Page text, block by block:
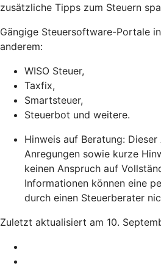
zusätzliche Tipps zum Steuern
Gängige Steuersoftware-Portale
anderem:
WISO Steuer,
Taxfix,
Smartsteuer,
Steuerbot und weitere.
Hinweis auf Beratung:
Anregungen sowie kurze
keinen Anspruch auf
Informationen können eine
durch einen Steuerberater
Zuletzt aktualisiert am 10.